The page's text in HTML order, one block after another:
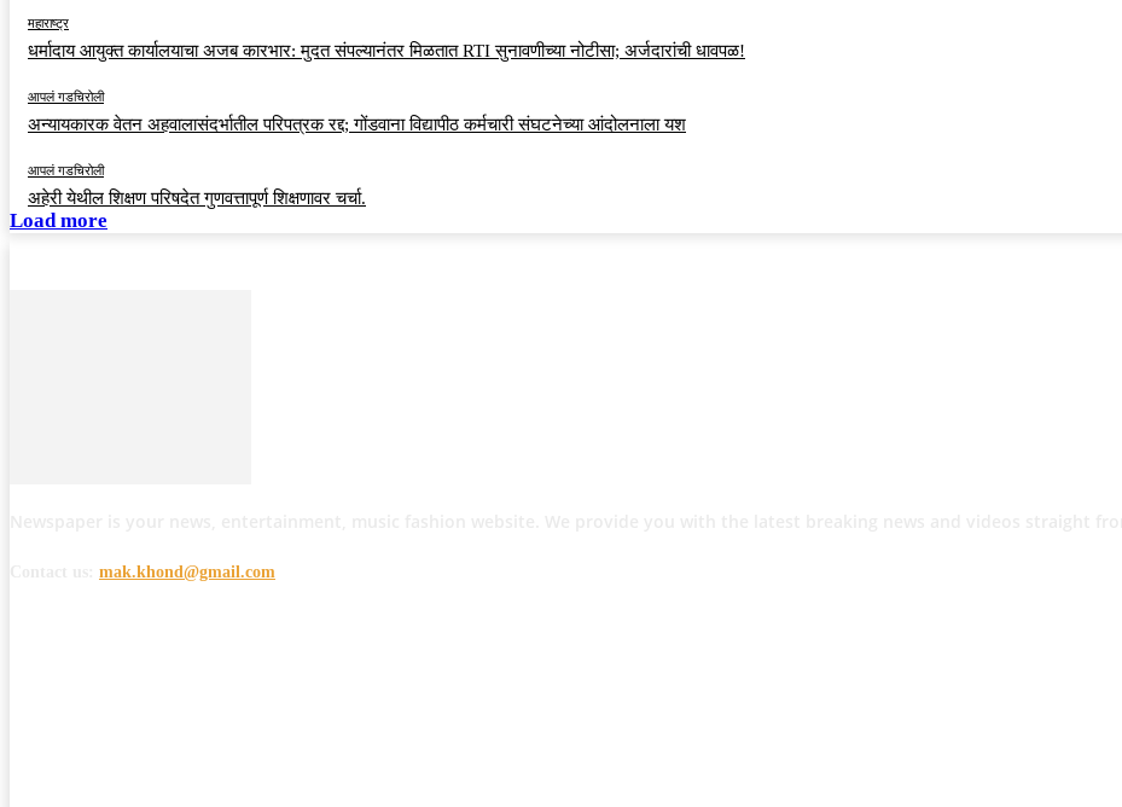
महाराष्ट्र
धर्मादाय आयुक्त कार्यालयाचा अजब कारभार: मुदत संपल्यानंतर मिळतात RTI सुनावणीच्या नोटीसा; अर्जदारांची धावपळ!
आपलं गडचिरोली
अन्यायकारक वेतन अहवालासंदर्भातील परिपत्रक रद्द; गोंडवाना विद्यापीठ कर्मचारी संघटनेच्या आंदोलनाला यश
आपलं गडचिरोली
अहेरी येथील शिक्षण परिषदेत गुणवत्तापूर्ण शिक्षणावर चर्चा.
Load more
mak.khond@gmail.com